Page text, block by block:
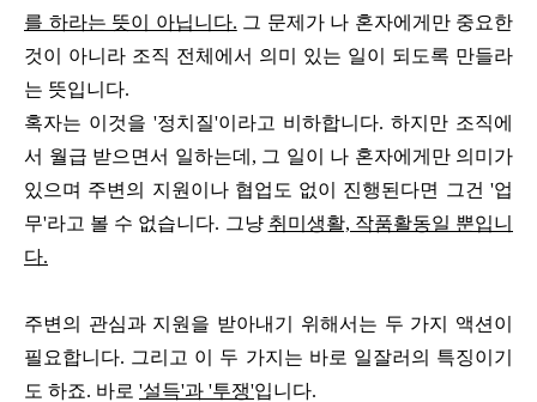
를 하라는 뜻이 아닙니다. 그 문제가 나 혼자에게만 중요한
것이 아니라 조직 전체에서 의미 있는 일이 되도록 만들라
는 뜻입니다.
혹자는 이것을 '정치질'이라고 비하합니다. 하지만 조직에
서 월급 받으면서 일하는데, 그 일이 나 혼자에게만 의미가
있으며 주변의 지원이나 협업도 없이 진행된다면 그건 '업
무'라고 볼 수 없습니다. 그냥 취미생활, 작품활동일 뿐입니
다.
주변의 관심과 지원을 받아내기 위해서는 두 가지 액션이
필요합니다. 그리고 이 두 가지는 바로 일잘러의 특징이기
도 하죠. 바로 '설득'과 '투쟁'입니다.